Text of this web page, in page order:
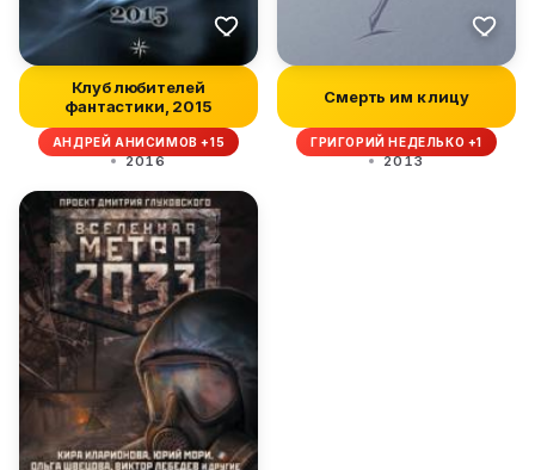
Клуб любителей
фантастики, 2015
АНДРЕЙ АНИСИМОВ +15
2016
Смерть им к лицу
ГРИГОРИЙ НЕДЕЛЬКО +1
2013